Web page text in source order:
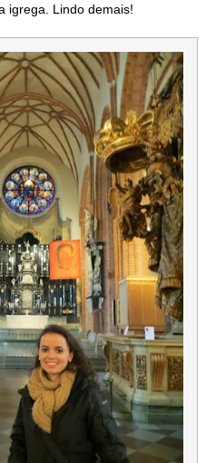
igrega. Lindo demais!